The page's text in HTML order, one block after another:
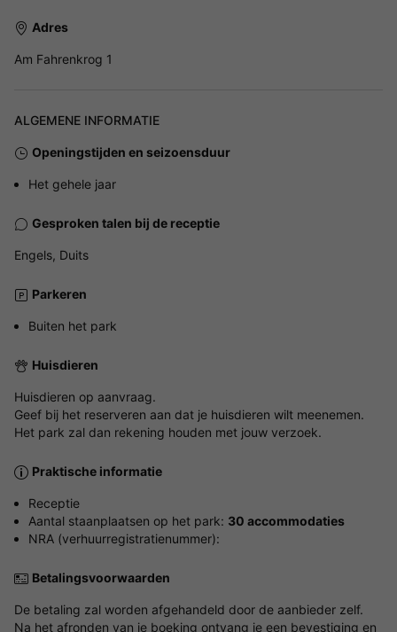
Adres
Am Fahrenkrog 1
ALGEMENE INFORMATIE
Openingstijden en seizoensduur
Het gehele jaar
Gesproken talen bij de receptie
Engels, Duits
Parkeren
Buiten het park
Huisdieren
Huisdieren op aanvraag.
Geef bij het reserveren aan dat je huisdieren wilt meenemen.
Het park zal dan rekening houden met jouw verzoek.
Praktische informatie
Receptie
Aantal staanplaatsen op het park: 30 accommodaties
NRA (verhuurregistratienummer):
Betalingsvoorwaarden
De betaling zal worden afgehandeld door de aanbieder zelf.
Na het afronden van je boeking ontvang je een bevestiging en